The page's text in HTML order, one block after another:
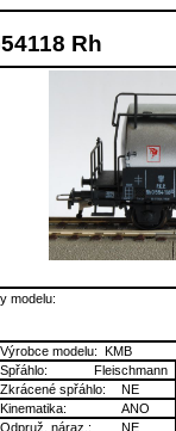
Rh
modelu:
Výrobce modelu: KMB
Spřáhlo:
Fleischmann
Zkrácené spřáhlo:
NE
Kinematika:
ANO
Odpruž. náraz.:
NE